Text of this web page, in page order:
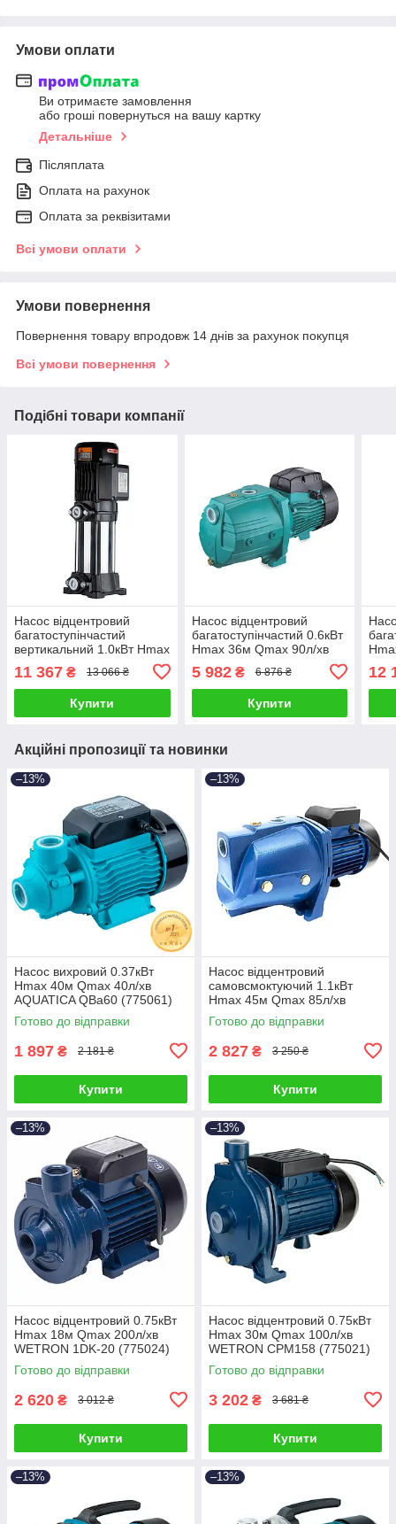
Умови оплати
Ви отримаєте замовлення
або гроші повернуться на вашу картку
Детальніше
Післяплата
Оплата на рахунок
Оплата за реквізитами
Всі умови оплати
Умови повернення
Повернення товару впродовж 14 днів за рахунок покупця
Всі умови повернення
Подібні товари компанії
Насос відцентровий
багатоступінчастий
вертикальний 1.0кВт Hmax
69м Qmax 67л/хв LEO 3.0
EVPm2-6 (775445)
11 367 ₴ 13 066 ₴
Купити
Насос відцентровий
багатоступінчастий 0.6кВт
Hmax 36м Qmax 90л/хв
LEO 3.0 3ACm60 (775433)
5 982₴ 6 876 ₴
Купити
12
Акційні пропозиції та новинки
–13%
Насос вихровий 0.37кВт
Hmax 40м Qmax 40л/хв
AQUATICA QBa60 (775061)
Готово до відправки
1 897 ₴ 2 181 ₴
Купити
–13%
Насос відцентровий
самовсмоктуючий 1.1кВт
Hmax 45м Qmax 85л/хв
WETRON JSW15M (775035)
Готово до відправки
2 827 ₴ 3 250 ₴
Купити
–13%
Насос відцентровий 0.75кВт
Hmax 18м Qmax 200л/хв
WETRON 1DK-20 (775024)
Готово до відправки
2 620 ₴ 3 012 ₴
Купити
–13%
Насос відцентровий 0.75кВт
Hmax 30м Qmax 100л/хв
WETRON CPM158 (775021)
Готово до відправки
3 202 ₴ 3 681 ₴
Купити
–13% –13%